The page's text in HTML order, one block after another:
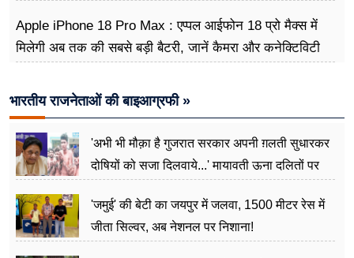
Apple iPhone 18 Pro Max : एप्पल आईफोन 18 प्रो मैक्स में
मिलेगी अब तक की सबसे बड़ी बैटरी, जानें कैमरा और कनेक्टिविटी
भारतीय राजनेताओं की बाइआग्रफी »
'अभी भी मौक़ा है गुजरात सरकार अपनी ग़लती सुधारकर
दोषियों को सजा दिलवाये...' मायावती ऊना दलितों पर
'जमुई' की बेटी का जयपुर में जलवा, 1500 मीटर रेस में
जीता सिल्वर, अब नेशनल पर निशाना!